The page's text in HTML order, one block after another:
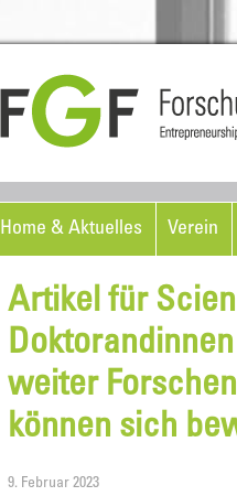
Home & Aktuelles Verein
Artikel für
weiter
können sich
9. Februar 2023